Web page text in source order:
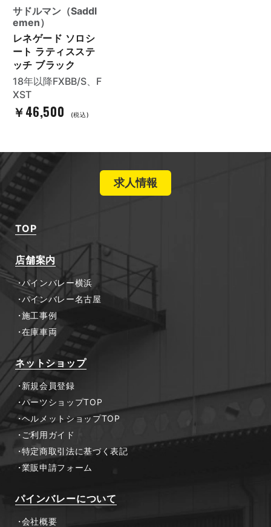
サドルマン（Saddl
emen）
レネゲード ソロシ
ート ラティスステ
ッチ ブラック
18年以降FXBB/S、F
XST
￥46,500 (税込)
求人情報
TOP
店舗案内
パインバレー横浜
パインバレー名古屋
施工事例
在庫車両
ネットショップ
新規会員登録
パーツショップTOP
ヘルメットショップTOP
ご利用ガイド
特定商取引法に基づく表記
業販申請フォーム
パインバレーについて
会社概要